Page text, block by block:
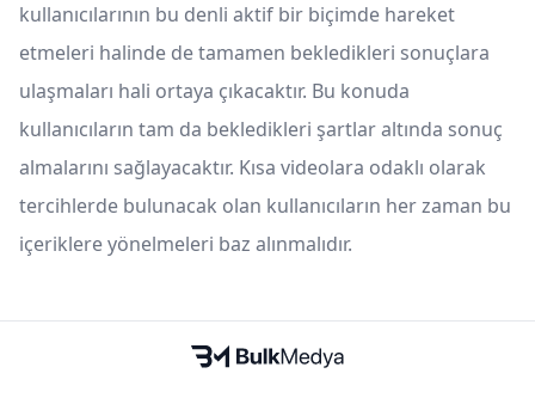
kullanıcılarının bu denli aktif bir biçimde hareket
etmeleri halinde de tamamen bekledikleri sonuçlara
ulaşmaları hali ortaya çıkacaktır. Bu konuda
kullanıcıların tam da bekledikleri şartlar altında sonuç
almalarını sağlayacaktır. Kısa videolara odaklı olarak
tercihlerde bulunacak olan kullanıcıların her zaman bu
içeriklere yönelmeleri baz alınmalıdır.